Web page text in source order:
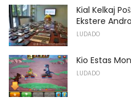
Kial Kelkaj
Ekstere
LUDADO
Kio Estas
LUDADO